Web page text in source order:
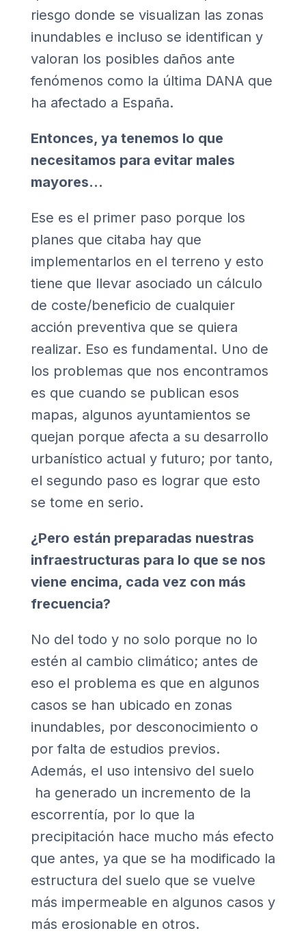
riesgo donde se visualizan las zonas
inundables e incluso se identifican y
valoran los posibles daños ante
fenómenos como la última DANA que
ha afectado a España.
Entonces, ya tenemos lo que
necesitamos para evitar males
mayores…
Ese es el primer paso porque los
planes que citaba hay que
implementarlos en el terreno y esto
tiene que llevar asociado un cálculo
de coste/beneficio de cualquier
acción preventiva que se quiera
realizar. Eso es fundamental. Uno de
los problemas que nos encontramos
es que cuando se publican esos
mapas, algunos ayuntamientos se
quejan porque afecta a su desarrollo
urbanístico actual y futuro; por tanto,
el segundo paso es lograr que esto
se tome en serio.
¿Pero están preparadas nuestras
infraestructuras para lo que se nos
viene encima, cada vez con más
frecuencia?
No del todo y no solo porque no lo
estén al cambio climático; antes de
eso el problema es que en algunos
casos se han ubicado en zonas
inundables, por desconocimiento o
por falta de estudios previos.
Además, el uso intensivo del suelo
ha generado un incremento de la
escorrentía, por lo que la
precipitación hace mucho más efecto
que antes, ya que se ha modificado la
estructura del suelo que se vuelve
más impermeable en algunos casos y
más erosionable en otros.